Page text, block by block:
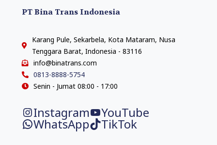
PT Bina Trans Indonesia
Karang Pule, Sekarbela, Kota Mataram, Nusa
Tenggara Barat, Indonesia - 83116
info@binatrans.com
0813-8888-5754
Senin - Jumat 08:00 - 17:00
Instagram YouTube
WhatsApp TikTok